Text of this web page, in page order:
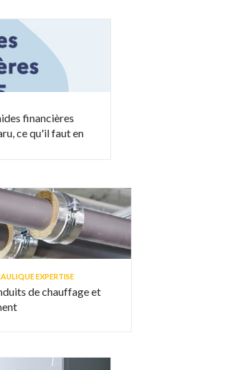
financières
ce qu'il faut en
EXPERTISE
de chauffage et